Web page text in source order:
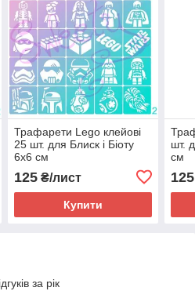
Трафарети Lego клейові
25 шт. для Блиск і Біоту
6х6 см
125₴/лист
Купити
шт.
см
125
за рік